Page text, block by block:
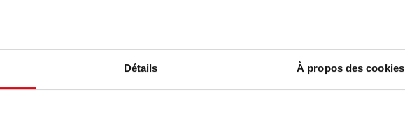
Détails À propos des cookies